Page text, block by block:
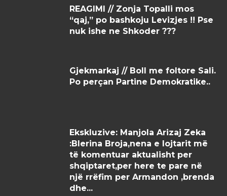
REAGIMI // Zonja Topalli mos
“qaj,” po bashkoju Levizjes !! Pse
nuk ishe ne Shkoder ???
Gjekmarkaj // Boll me foltore Sali.
Po perçan Partine Demokratike..
Ekskluzive: Manjola Arizaj Zeka
:Blerina Broja,nena e lojtarit më
të komentuar aktualisht per
shqiptaret,per here te pare në
një rrëfim per Armandon ,brenda
dhe...